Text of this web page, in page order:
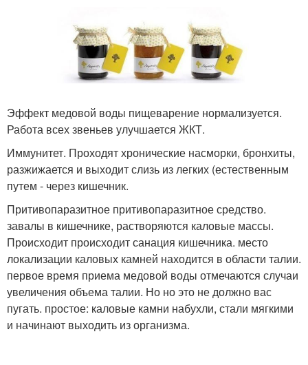
Эффект медовой воды пищеварение нормализуется.
Работа всех звеньев улучшается ЖКТ.
Иммунитет. Проходят хронические насморки, бронхиты,
разжижается и выходит слизь из легких (естественным
путем - через кишечник.
Притивопаразитное притивопаразитное средство.
завалы в кишечнике, растворяются каловые массы.
Происходит происходит санация кишечника. место
локализации каловых камней находится в области талии.
первое время приема медовой воды отмечаются случаи
увеличения объема талии. Но но это не должно вас
пугать. простое: каловые камни набухли, стали мягкими
и начинают выходить из организма.